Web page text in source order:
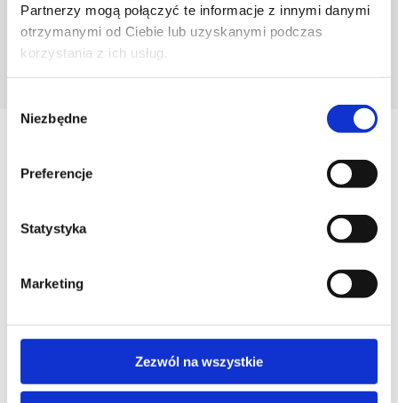
Partnerzy mogą połączyć te informacje z innymi danymi
otrzymanymi od Ciebie lub uzyskanymi podczas
korzystania z ich usług.
zgody
Niezbędne
Preferencje
Statystyka
Marketing
Zezwól na wszystkie
Podobne produkty